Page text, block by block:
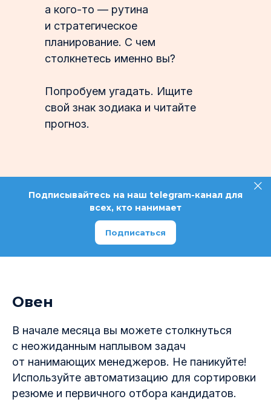
а кого-то — рутина
и стратегическое
планирование. С чем
столкнетесь именно вы?
Попробуем угадать. Ищите
свой знак зодиака и читайте
прогноз.
Подписывайтесь на наш telegram-канал для
всех, кто нанимает
Подписаться
Овен
В начале месяца вы можете столкнуться
с неожиданным наплывом задач
от нанимающих менеджеров. Не паникуйте!
Используйте автоматизацию для сортировки
резюме и первичного отбора кандидатов.